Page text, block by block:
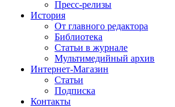
Пресс-релизы
История
От главного редактора
Библиотека
Статьи в журнале
Мультимедийный архив
Интернет-Магазин
Статьи
Подписка
Контакты